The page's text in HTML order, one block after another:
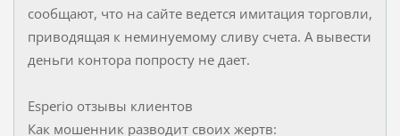
сообщают, что на сайте ведется имитация торговли,
приводящая к неминуемому сливу счета. А вывести
деньги контора попросту не дает.
Esperio отзывы клиентов
Как мошенник разводит своих жертв: